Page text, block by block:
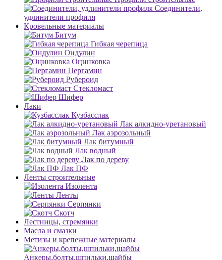
Соединители,
удлинители профиля
Кровельные материалы
Битум
Гибкая черепица
Ондулин
Оцинковка
Пергамин
Рубероид
Стекломаст
Шифер
Лаки
Кузбасслак
Лак алкидно-уретановый
Лак аэрозольный
Лак битумный
Лак водный
Лак по дереву
Лак ПФ
Ленты строительные
Изолента
Ленты
Серпянки
Скотч
Лестницы, стремянки
Масла и смазки
Метизы и крепежные материалы
Анкеры,болты,шпильки,шайбы